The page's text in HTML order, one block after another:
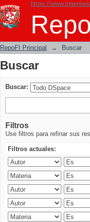
https://
Buscar
RepoFI Principal → Buscar
Buscar
Buscar:
Filtros
Use filtros para refinar sus
Filtros actuales: